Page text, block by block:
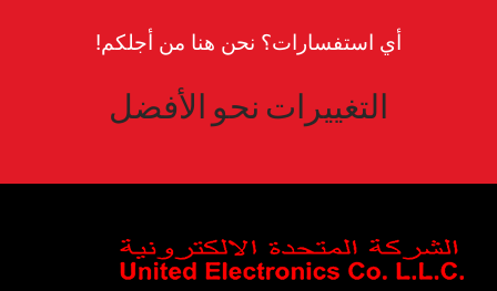
أي استفسارات؟ نحن هنا من أجلكم!
التغييرات نحو الأفضل